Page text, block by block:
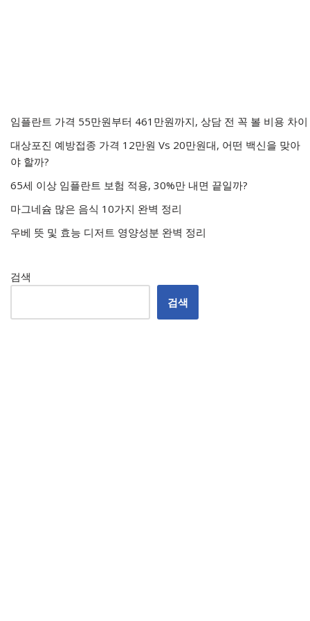
임플란트 가격 55만원부터 461만원까지, 상담 전 꼭 볼 비용 차이
대상포진 예방접종 가격 12만원 Vs 20만원대, 어떤 백신을 맞아
야 할까?
65세 이상 임플란트 보험 적용, 30%만 내면 끝일까?
마그네슘 많은 음식 10가지 완벽 정리
우베 뜻 및 효능 디저트 영양성분 완벽 정리
검색
검색